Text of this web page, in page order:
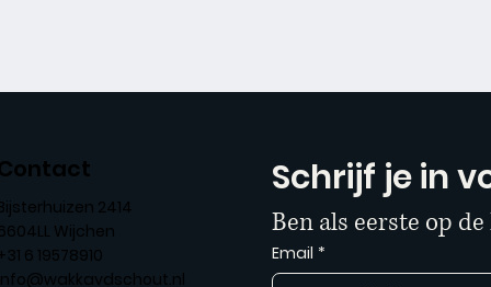
2414
Wijchen
6 19578910
Schrijf je in
Ben als eerste op
Email *